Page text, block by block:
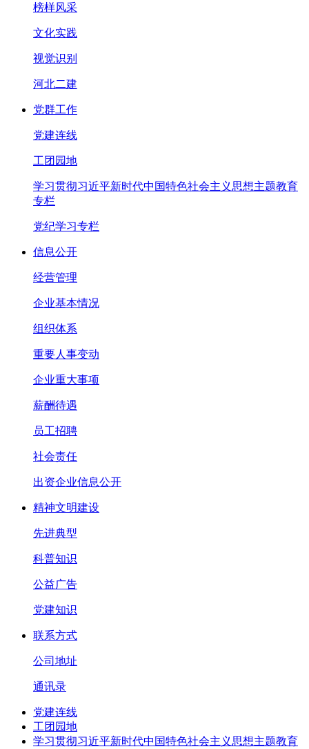
榜样风采
文化实践
视觉识别
河北二建
党群工作
党建连线
工团园地
学习贯彻习近平新时代中国特色社会主义思想主题教育
专栏
党纪学习专栏
信息公开
经营管理
企业基本情况
组织体系
重要人事变动
企业重大事项
薪酬待遇
员工招聘
社会责任
出资企业信息公开
精神文明建设
先进典型
科普知识
公益广告
党建知识
联系方式
公司地址
通讯录
党建连线
工团园地
学习贯彻习近平新时代中国特色社会主义思想主题教育